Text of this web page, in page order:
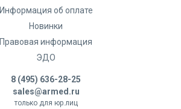
Информация об оплате
Новинки
Правовая информация
ЭДО
8 (495) 636-28-25
sales@armed.ru
только для юр.лиц